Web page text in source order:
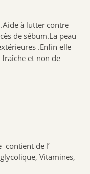
à lutter contre
de sébum.La peau
.Enfin elle
fraîche et non de
contient de l’
Vitamines,